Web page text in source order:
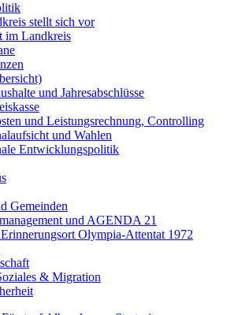
stellt sich vor
im Landkreis
und Jahresabschlüsse
und Leistungsrechnung, Controlling
und Wahlen
Entwicklungspolitik
Gemeinden
und AGENDA 21
Olympia-Attentat 1972
& Migration